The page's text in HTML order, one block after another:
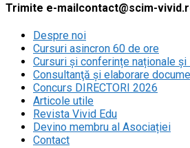
Trimite e-mailcontact@scim-
Despre noi
Cursuri asincron 60 de ore
Cursuri și conferințe naționale
Consultanţă și elaborare
Concurs DIRECTORI 2026
Articole utile
Revista Vivid Edu
Devino membru al Asociației
Contact